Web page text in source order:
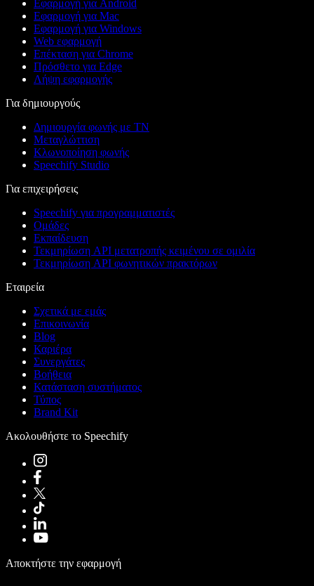
Εφαρμογή για Android
Εφαρμογή για Mac
Εφαρμογή για Windows
Web εφαρμογή
Επέκταση για Chrome
Πρόσθετο για Edge
Λήψη εφαρμογής
Για δημιουργούς
Δημιουργία φωνής με ΤΝ
Μεταγλώττιση
Κλωνοποίηση φωνής
Speechify Studio
Για επιχειρήσεις
Speechify για προγραμματιστές
Ομάδες
Εκπαίδευση
Τεκμηρίωση API μετατροπής κειμένου σε ομιλία
Τεκμηρίωση API φωνητικών πρακτόρων
Εταιρεία
Σχετικά με εμάς
Επικοινωνία
Blog
Καριέρα
Συνεργάτες
Βοήθεια
Κατάσταση συστήματος
Τύπος
Brand Kit
Ακολουθήστε το Speechify
Αποκτήστε την εφαρμογή